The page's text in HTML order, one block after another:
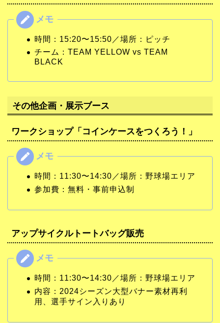
時間：15:20〜15:50／場所：ピッチ
チーム：TEAM YELLOW vs TEAM
BLACK
その他企画・展示ブース
ワークショップ「コインケースをつくろう！」
時間：11:30〜14:30／場所：野球場エリア
参加費：無料・事前申込制
アップサイクルトートバッグ販売
時間：11:30〜14:30／場所：野球場エリア
内容：2024シーズン大型バナー素材再利
用、選手サイン入りあり